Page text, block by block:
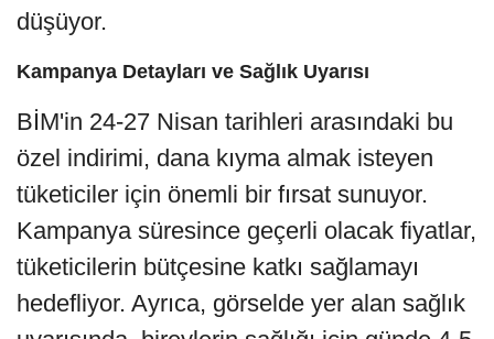
düşüyor.
Kampanya Detayları ve Sağlık Uyarısı
BİM'in 24-27 Nisan tarihleri arasındaki bu
özel indirimi, dana kıyma almak isteyen
tüketiciler için önemli bir fırsat sunuyor.
Kampanya süresince geçerli olacak fiyatlar,
tüketicilerin bütçesine katkı sağlamayı
hedefliyor. Ayrıca, görselde yer alan sağlık